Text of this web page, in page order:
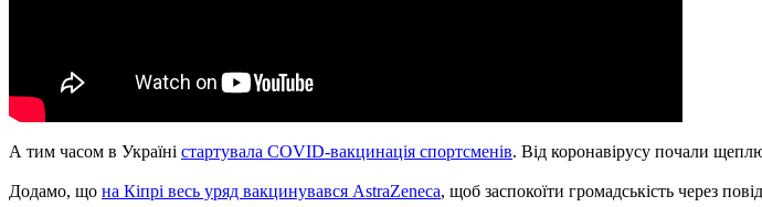
А тим часом в Україні стартувала COVID-вакцинація спортсменів. Від коронавірусу почали
Додамо, що на Кіпрі весь уряд вакцинувався AstraZeneca, щоб заспокоїти громадськість через